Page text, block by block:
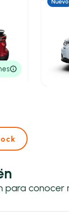
ë-C4
136cv
P.V.P.
para conocer